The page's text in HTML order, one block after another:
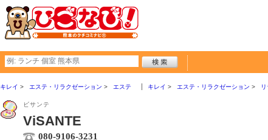
キレイ エステ・リラクゼーション エステ キレイ エステ・リラクゼーション
ビサンテ
ViSANTE
080-9106-3231